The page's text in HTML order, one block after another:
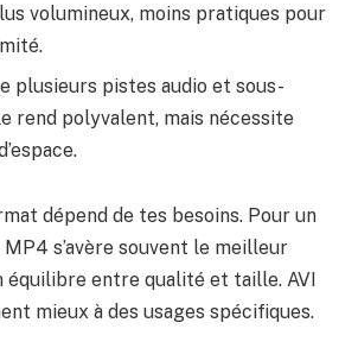
volumineux, moins pratiques pour
plusieurs pistes audio et sous-
rend polyvalent, mais nécessite
dépend de tes besoins. Pour un
s’avère souvent le meilleur
équilibre entre qualité et taille. AVI
mieux à des usages spécifiques.